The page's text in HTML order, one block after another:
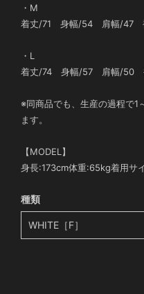
・M
着丈/71 身幅/54 肩幅/47
・L
着丈/74 身幅/57 肩幅/50
※同商品でも、生産の過程で1
ます。
【MODEL】
身長:173cm体重:65kg着用サ
種類